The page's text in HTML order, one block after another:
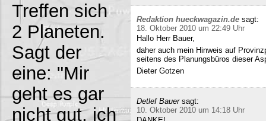
Treffen sich
2 Planeten.
Sagt der
eine: "Mir
geht es gar
nicht gut, ich
Redaktion hueckwagazin.de sagt:
18. Oktober 2010 um 22:49 Uhr
Hallo Herr Bauer,
daher auch mein Hinweis auf
seitens des Planungsbüros dieser
Dieter Gotzen
Detlef Bauer sagt:
10. Oktober 2010 um 14:18 Uhr